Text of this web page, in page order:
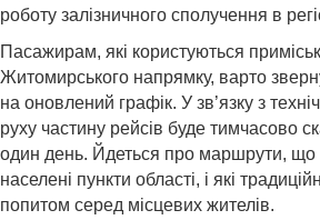
роботу залізничного сполучення в
Пасажирам, які користуються
Житомирського напрямку, варто
на оновлений графік. У зв’язку з
руху частину рейсів буде тимчасово
один день. Йдеться про маршрути, що
населені пункти області, і які
попитом серед місцевих жителів.